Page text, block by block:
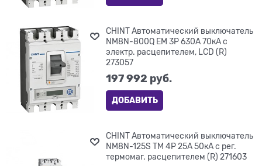
CHINT Автоматический выключатель
NM8N-800Q EM 3P 630А 70кА с
электр. расцепителем, LCD (R)
273057
197 992 руб.
ДОБАВИТЬ
CHINT Автоматический выключатель
NM8N-125S TM 4P 25А 50кА с рег.
термомаг. расцепителем (R) 271603